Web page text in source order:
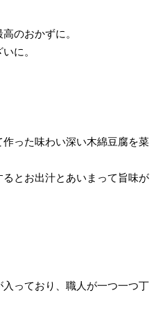
のおかずに。
に。
った味わい深い木綿豆腐を菜
とお出汁とあいまって旨味が
っており、職人が一つ一つ丁